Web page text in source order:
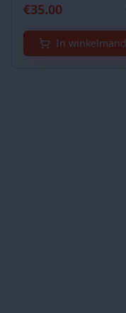
€35.00
In winkelmand